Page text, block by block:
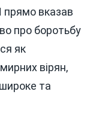
вказав
про боротьбу
як
вірян,
та